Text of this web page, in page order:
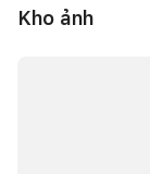
Kho ảnh